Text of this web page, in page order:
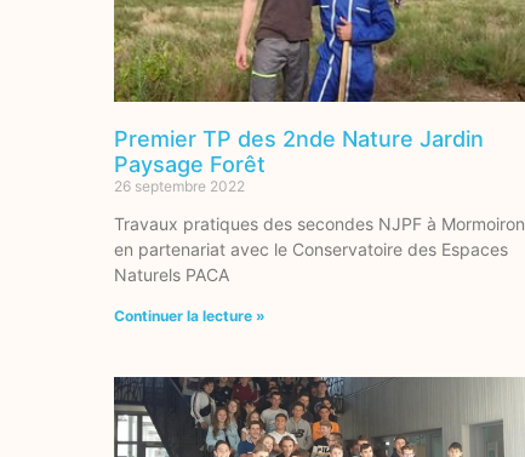
Premier TP des 2nde Nature Jardin
Paysage Forêt
26 septembre 2022
Travaux pratiques des secondes NJPF à Mormoiron
en partenariat avec le Conservatoire des Espaces
Naturels PACA
Continuer la lecture »